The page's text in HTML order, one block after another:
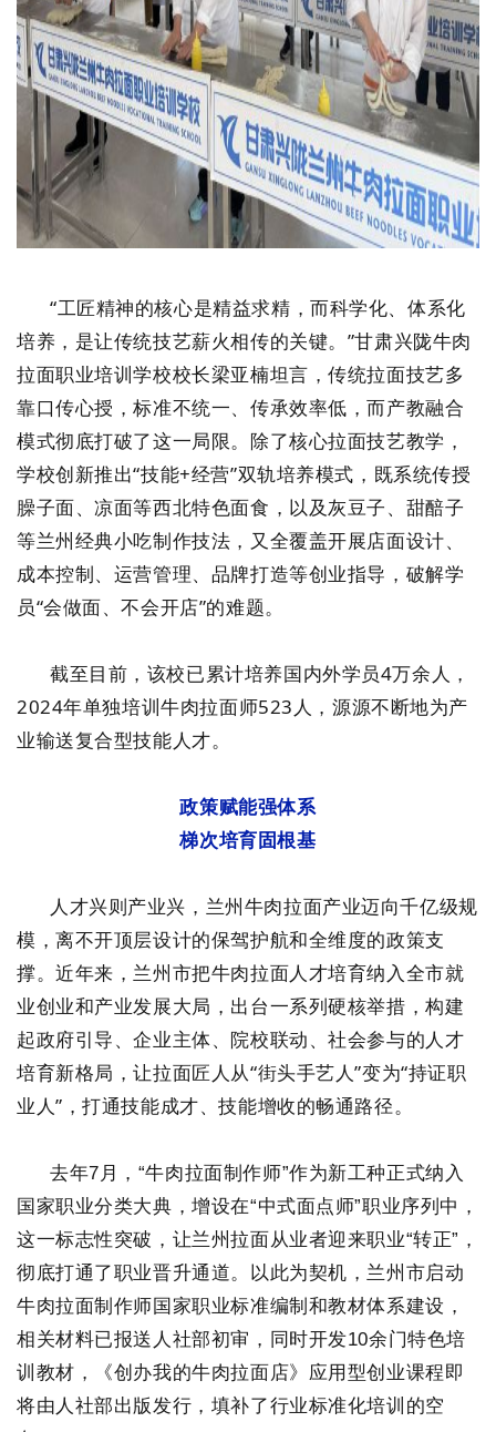
“工匠精神的核心是精益求精，而科学化、体系化
培养，是让传统技艺薪火相传的关键。”甘肃兴陇牛肉
拉面职业培训学校校长梁亚楠坦言，传统拉面技艺多
靠口传心授，标准不统一、传承效率低，而产教融合
模式彻底打破了这一局限。除了核心拉面技艺教学，
学校创新推出“技能+经营”双轨培养模式，既系统传授
臊子面、凉面等西北特色面食，以及灰豆子、甜醅子
等兰州经典小吃制作技法，又全覆盖开展店面设计、
成本控制、运营管理、品牌打造等创业指导，破解学
员“会做面、不会开店”的难题。
截至目前，该校已累计培养国内外学员4万余人，
2024年单独培训牛肉拉面师523人，源源不断地为产
业输送复合型技能人才。
政策赋能强体系
梯次培育固根基
人才兴则产业兴，兰州牛肉拉面产业迈向千亿级规
模，离不开顶层设计的保驾护航和全维度的政策支
撑。近年来，兰州市把牛肉拉面人才培育纳入全市就
业创业和产业发展大局，出台一系列硬核举措，构建
起政府引导、企业主体、院校联动、社会参与的人才
培育新格局，让拉面匠人从“街头手艺人”变为“持证职
业人”，打通技能成才、技能增收的畅通路径。
去年7月，“牛肉拉面制作师”作为新工种正式纳入
国家职业分类大典，增设在“中式面点师”职业序列中，
这一标志性突破，让兰州拉面从业者迎来职业“转正”，
彻底打通了职业晋升通道。以此为契机，兰州市启动
牛肉拉面制作师国家职业标准编制和教材体系建设，
相关材料已报送人社部初审，同时开发10余门特色培
训教材，《创办我的牛肉拉面店》应用型创业课程即
将由人社部出版发行，填补了行业标准化培训的空